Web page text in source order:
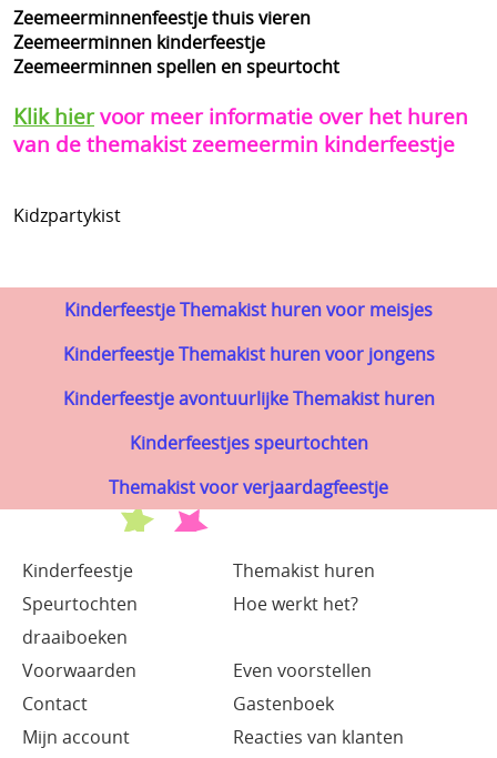
Tips kinderfeestjes
Blog
Vakantiehuisje huren
Kinderfeestje Themakist huren voor meisjes
Kinderfeestje Themakist huren voor jongens
Kinderfeestje avontuurlijke Themakist huren
Kinderfeestjes speurtochten
Themakist voor verjaardagfeestje
Zeemeerminnenfeestje thuis vieren
Zeemeerminnen kinderfeestje
Zeemeerminnen spellen en speurtocht
Klik hiervoor meer informatie over het huren
van de themakist zeemeermin kinderfeestje
Kidzpartykist
Kinderfeestje
Themakist huren
Speurtochten
draaiboeken
Hoe werkt het?
Voorwaarden
Even voorstellen
Contact
Gastenboek
Mijn account
Reacties van klanten